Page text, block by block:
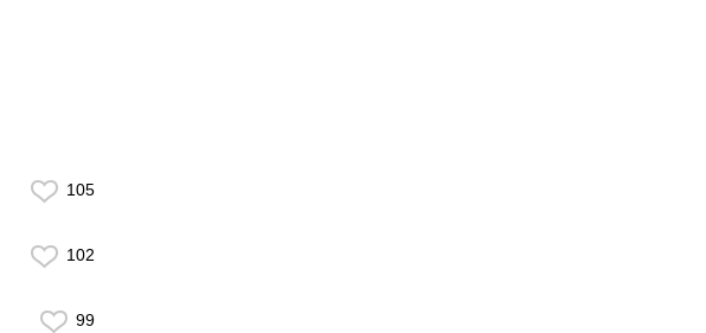
105
102
99